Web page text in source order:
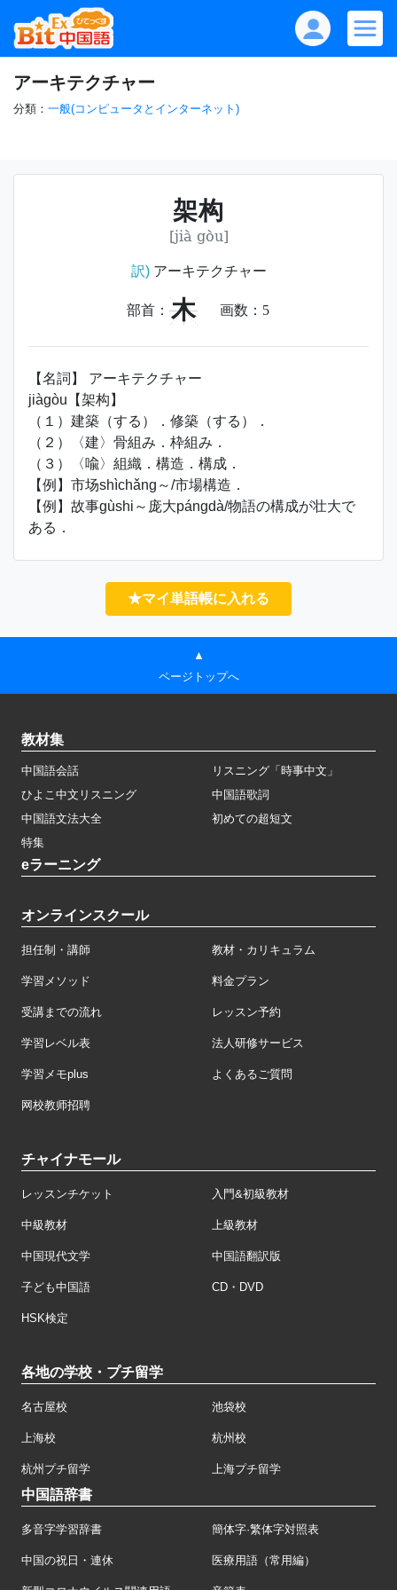
アーキテクチャー
分類： 一般(コンピュータとインターネット)
架构
[jià gòu]
訳)アーキテクチャー
部首： 木 画数： 5
【名詞】 アーキテクチャー
jiàgòu【架构】
（１）建築（する）．修築（する）．
（２）〈建〉骨組み．枠組み．
（３）〈喩〉組織．構造．構成．
【例】市场shìchǎng～/市場構造．
【例】故事gùshi～庞大pángdà/物語の構成が壮大で
ある．
★マイ単語帳に入れる
▲
ページトップへ
教材集
中国語会話
リスニング「時事中文」
ひよこ中文リスニング
中国語歌詞
中国語文法大全
初めての超短文
特集
eラーニング
オンラインスクール
担任制・講師 教材・カリキュラム
学習メソッド 料金プラン
受講までの流れ レッスン予約
学習レベル表 法人研修サービス
学習メモplus よくあるご質問
网校教师招聘
チャイナモール
レッスンチケット 入門&初級教材
中級教材 上級教材
中国現代文学 中国語翻訳版
子ども中国語 CD・DVD
HSK検定
各地の学校・プチ留学
名古屋校 池袋校
上海校 杭州校
杭州プチ留学 上海プチ留学
中国語辞書
多音字学習辞書 簡体字·繁体字対照表
中国の祝日・連休 医療用語（常用編）